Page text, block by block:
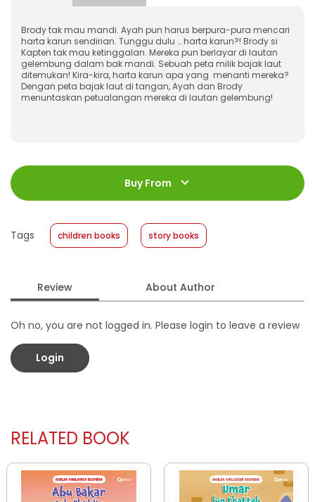
Brody tak mau mandi. Ayah pun harus berpura-pura mencari
harta karun sendirian. Tunggu dulu … harta karun?! Brody si
Kapten tak mau ketinggalan. Mereka pun berlayar di lautan
gelembung dalam bak mandi. Sebuah peta milik bajak laut
ditemukan! Kira-kira, harta karun apa yang menanti mereka?
Dengan peta bajak laut di tangan, Ayah dan Brody
menuntaskan petualangan mereka di lautan gelembung!
ISBN :
978-623-03-1957-0
28 halaman
Size
:
18 x 18
Format
Softcover
Buy From
Tags children books story books
Review About Author
Oh no, you are not logged in. Please login to leave a review
Login
RELATED BOOK